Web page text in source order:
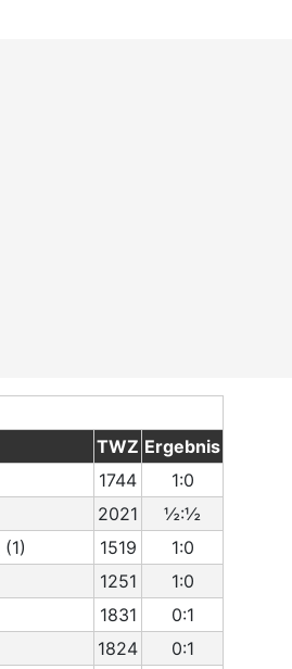
TWZ Ergebnis
1744
1:0
2021
½:½
(1) 1519
1:0
1251
1:0
1831
0:1
1824
0:1